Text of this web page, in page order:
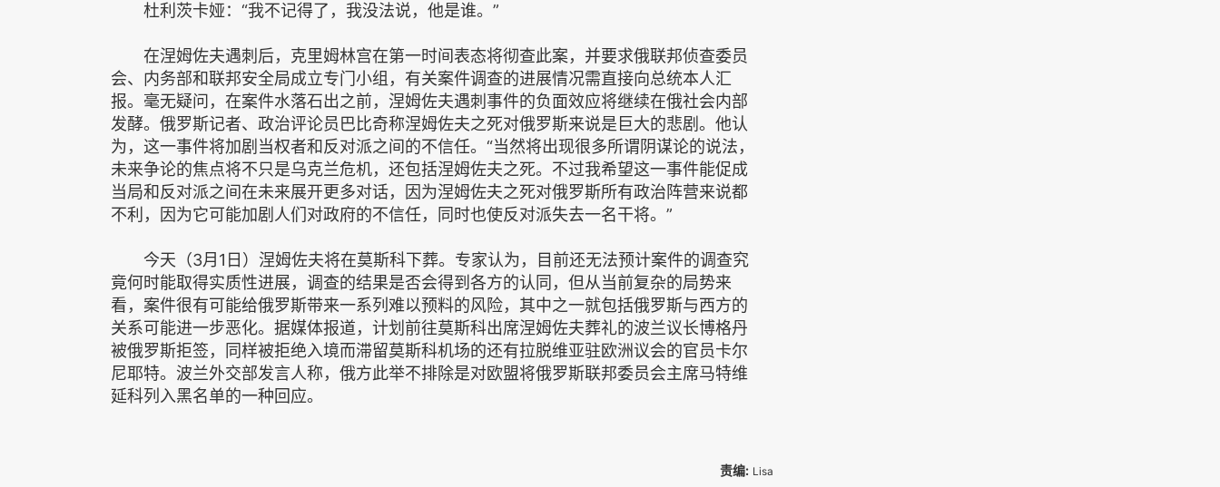
杜利茨卡娅：“我不记得了，我没法说，他是谁。”
在涅姆佐夫遇刺后，克里姆林宫在第一时间表态将彻查此案，并要求俄联邦侦查委员
会、内务部和联邦安全局成立专门小组，有关案件调查的进展情况需直接向总统本人汇
报。毫无疑问，在案件水落石出之前，涅姆佐夫遇刺事件的负面效应将继续在俄社会内部
发酵。俄罗斯记者、政治评论员巴比奇称涅姆佐夫之死对俄罗斯来说是巨大的悲剧。他认
为，这一事件将加剧当权者和反对派之间的不信任。“当然将出现很多所谓阴谋论的说法，
未来争论的焦点将不只是乌克兰危机，还包括涅姆佐夫之死。不过我希望这一事件能促成
当局和反对派之间在未来展开更多对话，因为涅姆佐夫之死对俄罗斯所有政治阵营来说都
不利，因为它可能加剧人们对政府的不信任，同时也使反对派失去一名干将。”
今天（3月1日）涅姆佐夫将在莫斯科下葬。专家认为，目前还无法预计案件的调查究
竟何时能取得实质性进展，调查的结果是否会得到各方的认同，但从当前复杂的局势来
看，案件很有可能给俄罗斯带来一系列难以预料的风险，其中之一就包括俄罗斯与西方的
关系可能进一步恶化。据媒体报道，计划前往莫斯科出席涅姆佐夫葬礼的波兰议长博格丹
被俄罗斯拒签，同样被拒绝入境而滞留莫斯科机场的还有拉脱维亚驻欧洲议会的官员卡尔
尼耶特。波兰外交部发言人称，俄方此举不排除是对欧盟将俄罗斯联邦委员会主席马特维
延科列入黑名单的一种回应。
责编: Lisa